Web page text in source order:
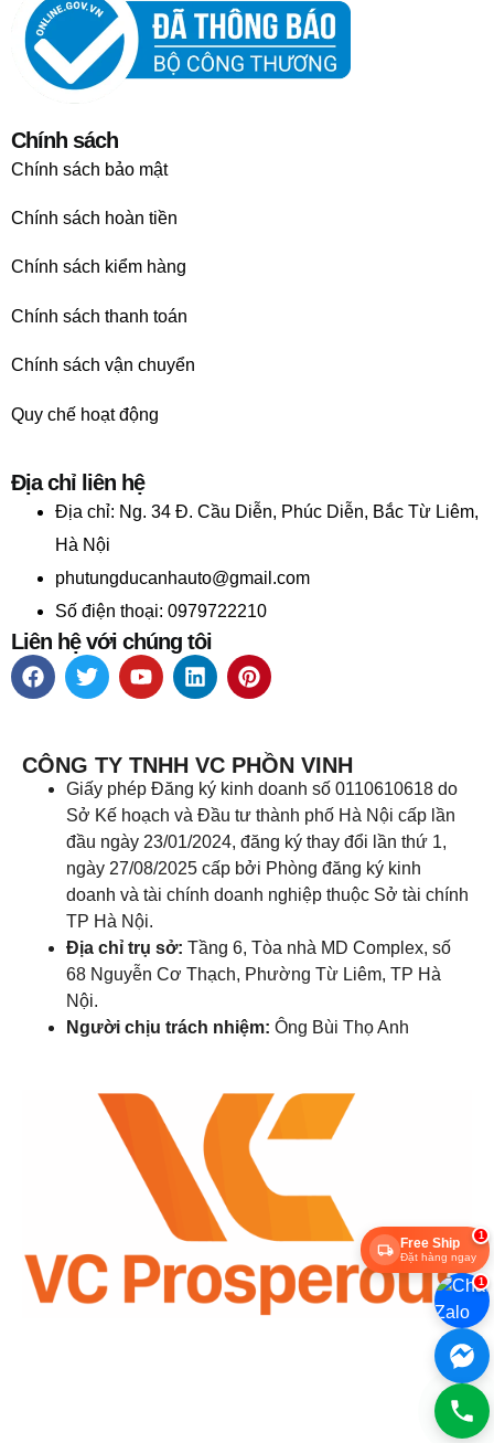
Chính sách
Chính sách bảo mật
Chính sách hoàn tiền
Chính sách kiểm hàng
Chính sách thanh toán
Chính sách vận chuyển
Quy chế hoạt động
Địa chỉ liên hệ
Địa chỉ: Ng. 34 Đ. Cầu Diễn, Phúc Diễn, Bắc Từ Liêm,
Hà Nội
phutungducanhauto@gmail.com
Số điện thoại: 0979722210
Liên hệ với chúng tôi
CÔNG TY TNHH VC PHỒN VINH
Giấy phép Đăng ký kinh doanh số 0110610618 do
Sở Kế hoạch và Đầu tư thành phố Hà Nội cấp lần
đầu ngày 23/01/2024, đăng ký thay đổi lần thứ 1,
ngày 27/08/2025 cấp bởi Phòng đăng ký kinh
doanh và tài chính doanh nghiệp thuộc Sở tài chính
TP Hà Nội.
Địa chỉ trụ sở: Tầng 6, Tòa nhà MD Complex, số
68 Nguyễn Cơ Thạch, Phường Từ Liêm, TP Hà
Nội.
Người chịu trách nhiệm: Ông Bùi Thọ Anh
1
Free Ship
Đặt hàng ngay
1